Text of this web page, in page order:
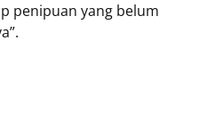
penipuan yang belum